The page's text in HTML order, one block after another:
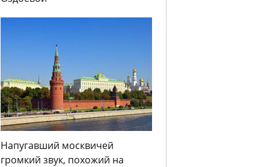
Напугавший москвичей
громкий звук, похожий на